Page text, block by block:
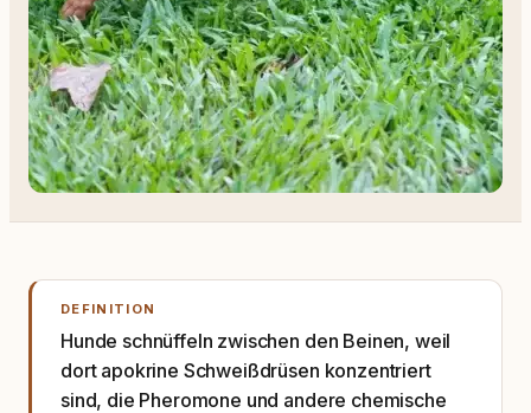
DEFINITION
Hunde schnüffeln zwischen den Beinen, weil
dort apokrine Schweißdrüsen konzentriert
sind, die Pheromone und andere chemische